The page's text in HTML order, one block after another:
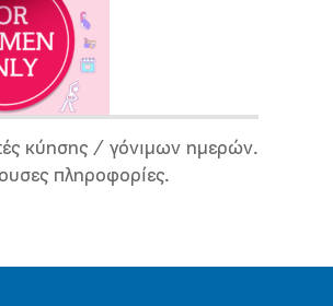
κύησης / γόνιμων ημερών.
πληροφορίες.